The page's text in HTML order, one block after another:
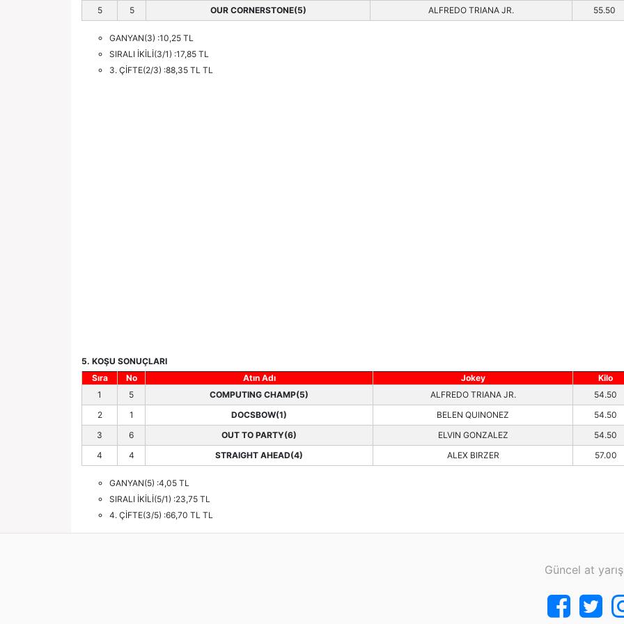
5
5 OUR CORNERSTONE(5) ALFREDO TRIANA JR. 55.50
GANYAN(3) :10,25 TL
SIRALI İKİLİ(3/1) :17,85 TL
3. ÇİFTE(2/3) :88,35 TL TL
5. KOŞU SONUÇLARI
Sıra
No Atın Adı Jokey Kilo
1
5 COMPUTING CHAMP(5) ALFREDO TRIANA JR. 54.50
2
1 DOCSBOW(1) BELEN QUINONEZ 54.50
3
6 OUT TO PARTY(6) ELVIN GONZALEZ 54.50
4
4 STRAIGHT AHEAD(4) ALEX BIRZER 57.00
GANYAN(5) :4,05 TL
SIRALI İKİLİ(5/1) :23,75 TL
4. ÇİFTE(3/5) :66,70 TL TL
Güncel at